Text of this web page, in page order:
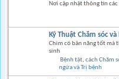
Nơi cập nhật thông tin
Kỹ Thuật Chăm sóc
Chim có bản năng tốt mà
sinh
Bệnh tật, cách Chăm
ngừa và Trị bệnh